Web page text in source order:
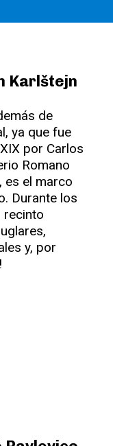
Karlštejn
de
ya que fue
por Carlos
Romano
es el marco
Durante los
recinto
y, por